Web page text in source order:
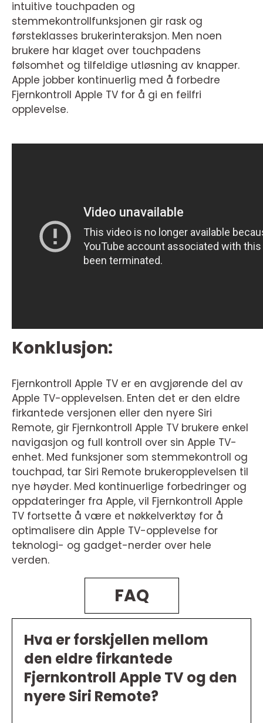
intuitive touchpaden og
stemmekontrollfunksjonen gir rask og
førsteklasses brukerinteraksjon. Men noen
brukere har klaget over touchpadens
følsomhet og tilfeldige utløsning av knapper.
Apple jobber kontinuerlig med å forbedre
Fjernkontroll Apple TV for å gi en feilfri
opplevelse.
Konklusjon:
Fjernkontroll Apple TV er en avgjørende del av
Apple TV-opplevelsen. Enten det er den eldre
firkantede versjonen eller den nyere Siri
Remote, gir Fjernkontroll Apple TV brukere enkel
navigasjon og full kontroll over sin Apple TV-
enhet. Med funksjoner som stemmekontroll og
touchpad, tar Siri Remote brukeropplevelsen til
nye høyder. Med kontinuerlige forbedringer og
oppdateringer fra Apple, vil Fjernkontroll Apple
TV fortsette å være et nøkkelverktøy for å
optimalisere din Apple TV-opplevelse for
teknologi- og gadget-nerder over hele
verden.
FAQ
Hva er forskjellen mellom
den eldre firkantede
Fjernkontroll Apple TV og den
nyere Siri Remote?